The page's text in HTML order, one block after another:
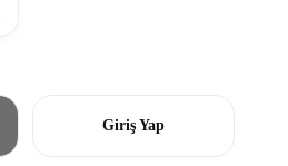
Giriş Yap